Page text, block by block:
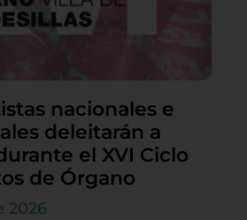
nacionales e
deleitarán a
el XVI Ciclo
de Órgano
2026